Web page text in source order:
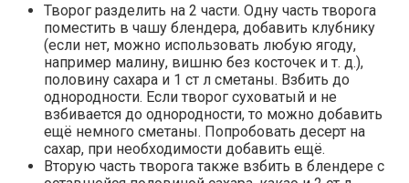
Творог разделить на 2 части. Одну часть творога
поместить в чашу блендера, добавить клубнику
(если нет, можно использовать любую ягоду,
например малину, вишню без косточек и т. д.),
половину сахара и 1 ст л сметаны. Взбить до
однородности. Если творог суховатый и не
взбивается до однородности, то можно добавить
ещё немного сметаны. Попробовать десерт на
сахар, при необходимости добавить ещё.
Вторую часть творога также взбить в блендере с